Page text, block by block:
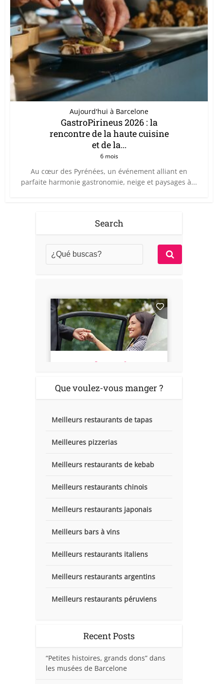
Aujourd'hui à Barcelone
GastroPirineus 2026 : la
rencontre de la haute cuisine
et de la...
6 mois
Au cœur des Pyrénées, un événement alliant en
parfaite harmonie gastronomie, neige et paysages à...
Search
Que voulez-vous manger ?
Meilleurs restaurants de tapas
Meilleures pizzerias
Meilleurs restaurants de kebab
Meilleurs restaurants chinois
Meilleurs restaurants japonais
Meilleurs bars à vins
Meilleurs restaurants italiens
Meilleurs restaurants argentins
Meilleurs restaurants péruviens
Recent Posts
“Petites histoires, grands dons” dans
les musées de Barcelone